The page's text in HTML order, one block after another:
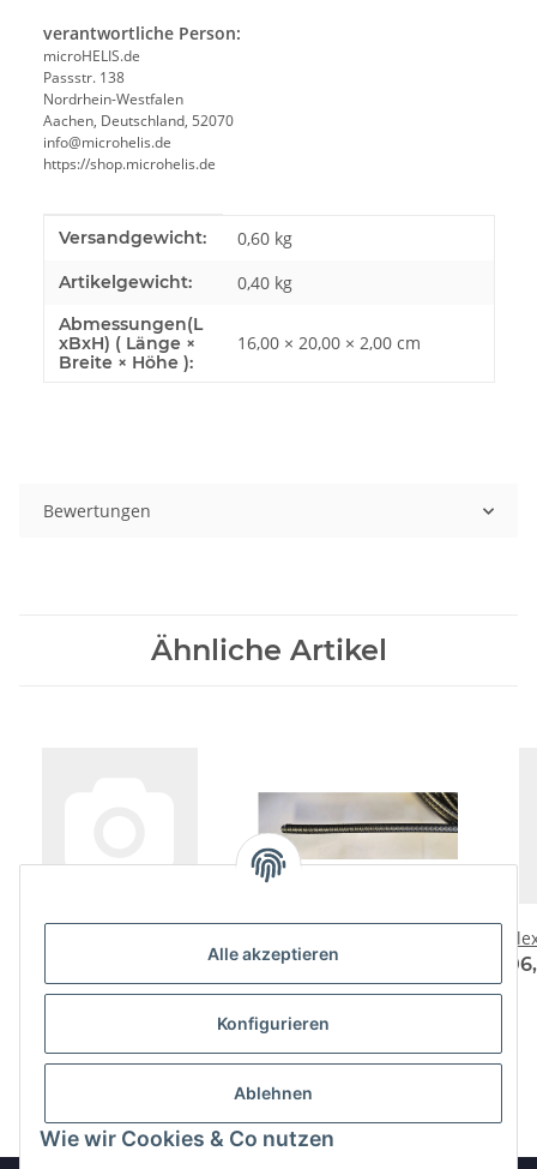
Alle akzeptieren
Konfigurieren
Ablehnen
Wie wir Cookies & Co nutzen
verantwortliche Person:
microHELIS.de
Passstr. 138
Nordrhein-Westfalen
Aachen, Deutschland, 52070
info@microhelis.de
https://shop.microhelis.de
Produkteigenschaft
Wert
Versandgewicht: 0,60 kg
Artikelgewicht: 0,40 kg
Abmessungen(L
xBxH) ( Länge ×
Breite × Höhe ):
16,00 × 20,00 × 2,00 cm
Bewertungen
Ähnliche Artikel
*
Flexwelle Ø4mm
38,95 €*
38,95 € pro 1 m